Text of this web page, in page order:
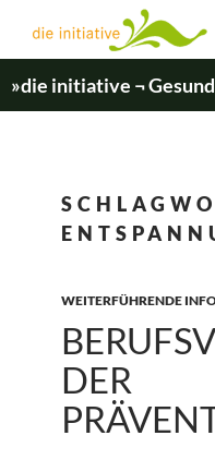
Inhalt
springen
WEITERFÜHRENDE
DER